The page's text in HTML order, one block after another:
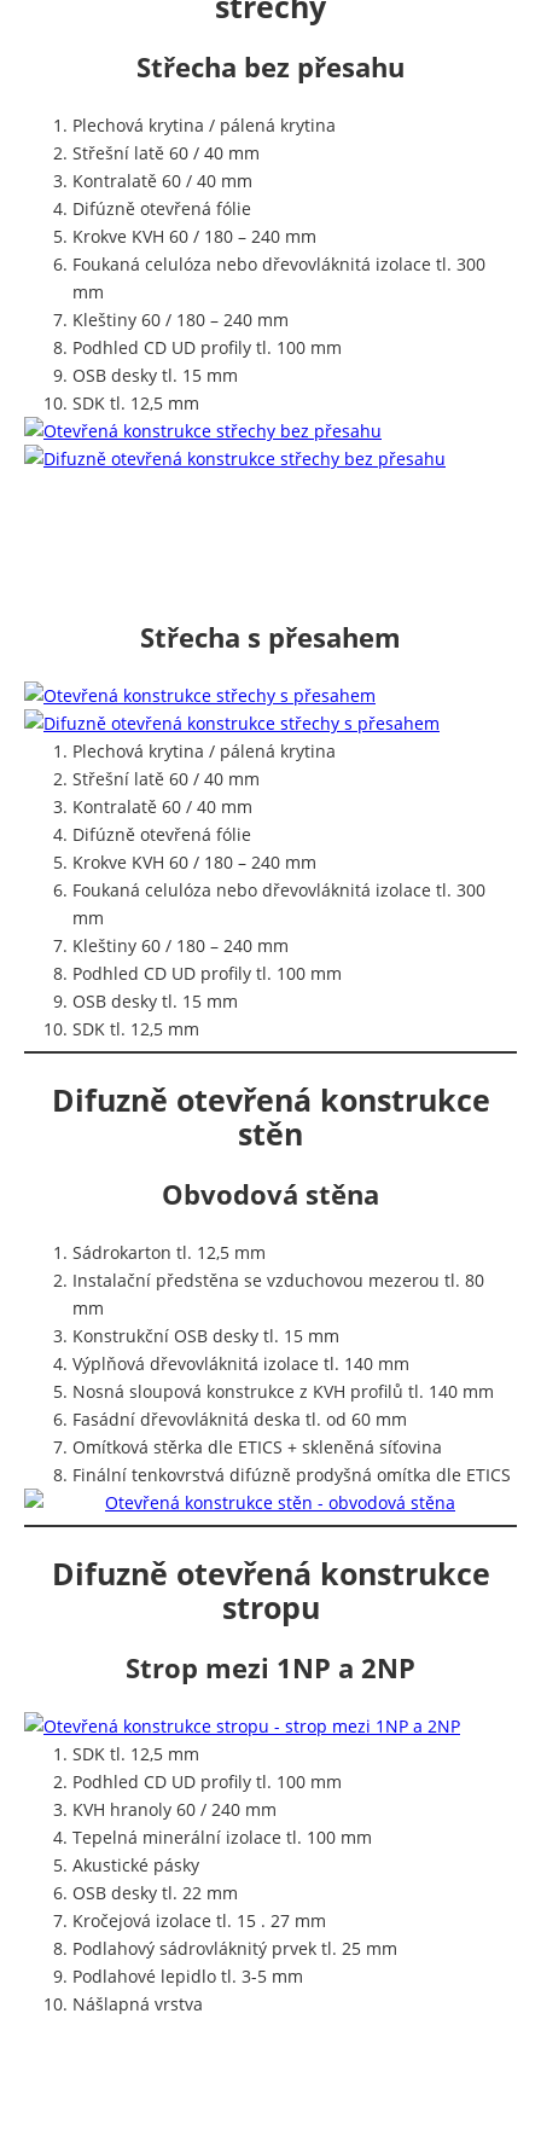
Střecha bez přesahu
Plechová krytina / pálená krytina
Střešní latě 60 / 40 mm
Kontralatě 60 / 40 mm
Difúzně otevřená fólie
Krokve KVH 60 / 180 – 240 mm
Foukaná celulóza nebo dřevovláknitá izolace tl. 300
mm
Kleštiny 60 / 180 – 240 mm
Podhled CD UD profily tl. 100 mm
OSB desky tl. 15 mm
SDK tl. 12,5 mm
Střecha s přesahem
Plechová krytina / pálená krytina
Střešní latě 60 / 40 mm
Kontralatě 60 / 40 mm
Difúzně otevřená fólie
Krokve KVH 60 / 180 – 240 mm
Foukaná celulóza nebo dřevovláknitá izolace tl. 300
mm
Kleštiny 60 / 180 – 240 mm
Podhled CD UD profily tl. 100 mm
OSB desky tl. 15 mm
SDK tl. 12,5 mm
Difuzně otevřená konstrukce
stěn
Obvodová stěna
Sádrokarton tl. 12,5 mm
Instalační předstěna se vzduchovou mezerou tl. 80
mm
Konstrukční OSB desky tl. 15 mm
Výplňová dřevovláknitá izolace tl. 140 mm
Nosná sloupová konstrukce z KVH profilů tl. 140 mm
Fasádní dřevovláknitá deska tl. od 60 mm
Omítková stěrka dle ETICS + skleněná síťovina
Finální tenkovrstvá difúzně prodyšná omítka dle ETICS
Difuzně otevřená konstrukce
stropu
Strop mezi 1NP a 2NP
SDK tl. 12,5 mm
Podhled CD UD profily tl. 100 mm
KVH hranoly 60 / 240 mm
Tepelná minerální izolace tl. 100 mm
Akustické pásky
OSB desky tl. 22 mm
Kročejová izolace tl. 15 . 27 mm
Podlahový sádrovláknitý prvek tl. 25 mm
Podlahové lepidlo tl. 3-5 mm
Nášlapná vrstva